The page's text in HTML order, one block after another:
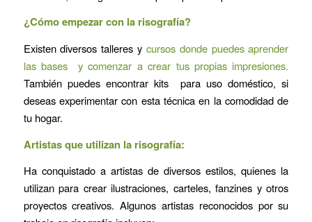
¿Cómo empezar con la risografía?
Existen diversos talleres y cursos donde puedes aprender
las bases y comenzar a crear tus propias impresiones.
También puedes encontrar kits para uso doméstico, si
deseas experimentar con esta técnica en la comodidad de
tu hogar.
Artistas que utilizan la risografía:
Ha conquistado a artistas de diversos estilos, quienes la
utilizan para crear ilustraciones, carteles, fanzines y otros
proyectos creativos. Algunos artistas reconocidos por su